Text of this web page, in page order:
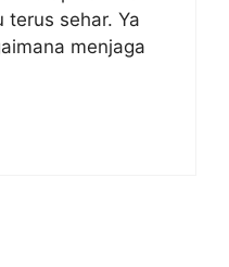
terus sehar. Ya
menjaga